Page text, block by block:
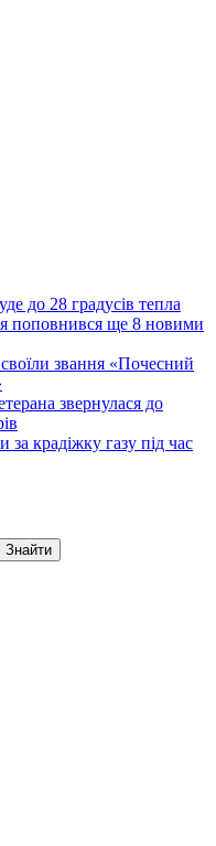
до 28 градусів тепла
поповнився ще 8 новими
звання «Почесний
звернулася до
за крадіжку газу під час
Знайти